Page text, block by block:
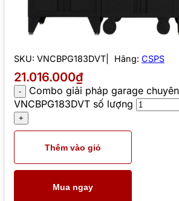
SKU: VNCBPG183DVT Hãng: CSPS
21.016.000₫
Combo giải pháp garage
VNCBPG183DVT số lượng
Thêm vào giỏ
Mua ngay